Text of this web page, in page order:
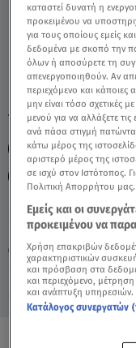
Πέμπτη 6 Αυγούστου
21.03.26, 14:47 ΖΩΔΙΑ
TAGS: ΤΟΞΟΤΗΣ
ΑΣΗ ΜΠΗΛΙΟΥ
ΗΜΕΡΗΣΙΕΣ
καταστεί δυνατή η
προκειμένου να
για τους οποίους εμείς
δεδομένα με σκοπό την
όλων ή αποσύρετε τη
απενεργοποιηθούν. Αν
περιεχόμενο και κάποιες
μην είναι τόσο σχετικές
μενού για να αλλάξετε
ανά πάσα στιγμή
κάτω μέρος της
αριστερό μέρος της
σε ισχύ στον Ιστότοπος.
Πολιτική Απορρήτου μας.
Εμείς και οι
προκειμένου να
Χρήση επακριβών
χαρακτηριστικών
και πρόσβαση στα
και περιεχόμενο,
και ανάπτυξη υπηρεσιών.
Κατάλογος συνεργατών